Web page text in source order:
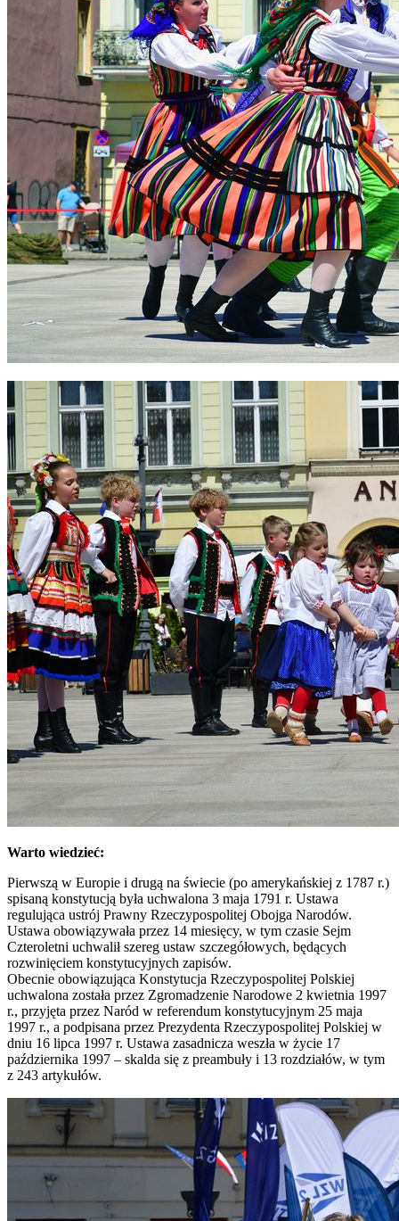
Warto wiedzieć:
Pierwszą w Europie i drugą na świecie (po amerykańskiej z 1787 r.)
spisaną konstytucją była uchwalona 3 maja 1791 r. Ustawa
regulująca ustrój Prawny Rzeczypospolitej Obojga Narodów.
Ustawa obowiązywała przez 14 miesięcy, w tym czasie Sejm
Czteroletni uchwalił szereg ustaw szczegółowych, będących
rozwinięciem konstytucyjnych zapisów.
Obecnie obowiązująca Konstytucja Rzeczypospolitej Polskiej
uchwalona została przez Zgromadzenie Narodowe 2 kwietnia 1997
r., przyjęta przez Naród w referendum konstytucyjnym 25 maja
1997 r., a podpisana przez Prezydenta Rzeczypospolitej Polskiej w
dniu 16 lipca 1997 r. Ustawa zasadnicza weszła w życie 17
października 1997 – skalda się z preambuły i 13 rozdziałów, w tym
z 243 artykułów.